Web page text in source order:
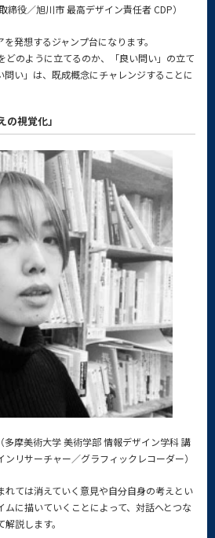
締役／旭川市 最高デザイン責任者 CDP）
を発想するジャンプ台になります。
どのように立てるのか、「良い問い」の立て
い」は、既成概念にチャレンジすることに
視覚化」
（多摩美術大学 美術学部 情報デザイン学科 講
リサーチャー／グラフィックレコーダー）
れては消えていく意見や自分自身の考えとい
ムに描いていくことによって、対話へとつな
説します。